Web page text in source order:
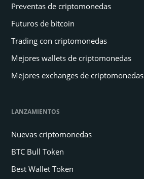
Preventas de criptomonedas
Futuros de bitcoin
Trading con criptomonedas
Mejores wallets de criptomonedas
Mejores exchanges de criptomonedas
LANZAMIENTOS
Nuevas criptomonedas
BTC Bull Token
Best Wallet Token